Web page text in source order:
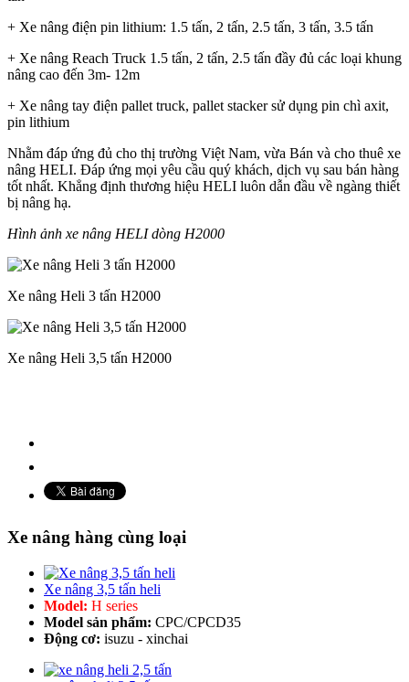
+ Xe nâng điện pin lithium: 1.5 tấn, 2 tấn, 2.5 tấn, 3 tấn, 3.5 tấn
+ Xe nâng Reach Truck 1.5 tấn, 2 tấn, 2.5 tấn đầy đủ các loại khung
nâng cao đến 3m- 12m
+ Xe nâng tay điện pallet truck, pallet stacker sử dụng pin chì axit,
pin lithium
Nhằm đáp ứng đủ cho thị trường Việt Nam, vừa Bán và cho thuê xe
nâng HELI. Đáp ứng mọi yêu cầu quý khách, dịch vụ sau bán hàng
tốt nhất. Khẳng định thương hiệu HELI luôn dẫn đầu về ngàng thiết
bị nâng hạ.
Hình ảnh xe nâng HELI dòng H2000
Xe nâng Heli 3 tấn H2000
Xe nâng Heli 3,5 tấn H2000
Xe nâng hàng cùng loại
Xe nâng 3,5 tấn heli
Model: H series
Model sản phẩm: CPC/CPCD35
Động cơ: isuzu - xinchai